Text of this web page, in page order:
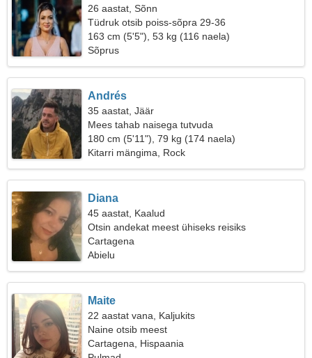
26 aastat, Sõnn
Tüdruk otsib poiss-sõpra 29-36
163 cm (5'5"), 53 kg (116 naela)
Sõprus
Andrés
35 aastat, Jäär
Mees tahab naisega tutvuda
180 cm (5'11"), 79 kg (174 naela)
Kitarri mängima, Rock
Diana
45 aastat, Kaalud
Otsin andekat meest ühiseks reisiks
Cartagena
Abielu
Maite
22 aastat vana, Kaljukits
Naine otsib meest
Cartagena, Hispaania